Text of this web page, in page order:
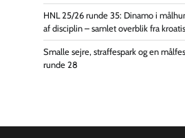
HNL 25/26 runde 35: Dinamo i
af disciplin – samlet overblik fra
Smalle sejre, straffespark og en
runde 28